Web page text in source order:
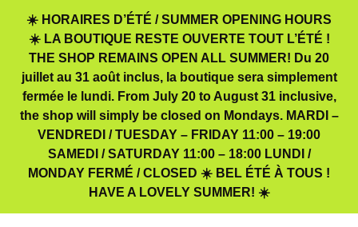
contenu
☀️ HORAIRES D’ÉTÉ / SUMMER OPENING HOURS
☀️ LA BOUTIQUE RESTE OUVERTE TOUT L’ÉTÉ !
THE SHOP REMAINS OPEN ALL SUMMER! Du 20
juillet au 31 août inclus, la boutique sera simplement
fermée le lundi. From July 20 to August 31 inclusive,
the shop will simply be closed on Mondays. MARDI –
VENDREDI / TUESDAY – FRIDAY 11:00 – 19:00
SAMEDI / SATURDAY 11:00 – 18:00 LUNDI /
MONDAY FERMÉ / CLOSED ☀️ BEL ÉTÉ À TOUS !
HAVE A LOVELY SUMMER! ☀️